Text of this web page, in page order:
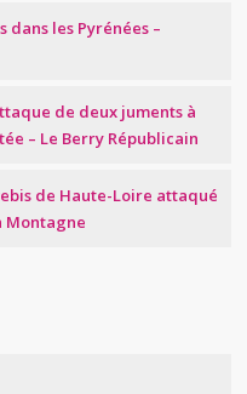
dans les Pyrénées –
de deux juments à
– Le Berry Républicain
de Haute-Loire attaqué
Montagne